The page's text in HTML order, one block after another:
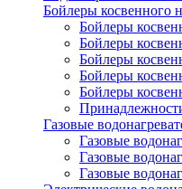
Бойлеры косвенного
Бойлеры
Бойлеры
Бойлеры
Бойлеры
Бойлеры
Газовые
Газовые
Газовые
Газовые